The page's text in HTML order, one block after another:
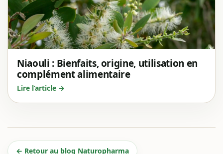
Niaouli : Bienfaits, origine, utilisation en
complément alimentaire
Lire l’article →
← Retour au blog Naturopharma